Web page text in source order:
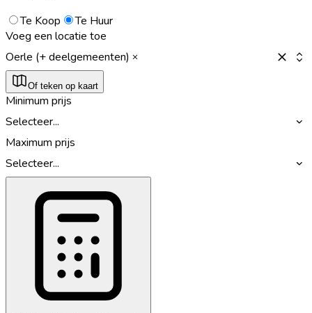
Te Koop
Te Huur
Voeg een locatie toe
Oerle (+ deelgemeenten)
Of teken op kaart
Minimum prijs
Selecteer...
Maximum prijs
Selecteer...